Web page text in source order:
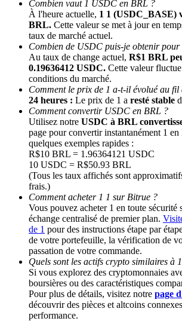
Affiliés Bitrue
Jusqu'à 65 % de commissions !
Parrainage
Invitez un ami pour recevoir des
BTC Welcome Rewards
Combien vaut 1 USDC en BRL ?
À l'heure actuelle, 1 1 (USDC_BASE)
BRL. Cette valeur se met à jour en
taux de marché actuel.
Combien de USDC puis-je obtenir
Au taux de change actuel, R$1 BRL
0.19636412 USDC. Cette valeur
conditions du marché.
Comment le prix de 1 a-t-il évolué au fil
24 heures : Le prix de 1 a resté stable
Comment convertir USDC en BRL ?
Utilisez notre USDC à BRL
page pour convertir instantanément 1
quelques exemples rapides :
R$10 BRL = 1.96364121 USDC
10 USDC = R$50.93 BRL
(Tous les taux affichés sont
frais.)
Comment acheter 1 1 sur Bitrue ?
Vous pouvez acheter 1 en toute sécurité
échange centralisé de premier plan.
de 1 pour des instructions étape par
de votre portefeuille, la vérification de
passation de votre commande.
Quels sont les actifs crypto similaires à
Si vous explorez des cryptomonnaies
boursières ou des caractéristiques
Pour plus de détails, visitez notre page
découvrir des pièces et altcoins
performance.